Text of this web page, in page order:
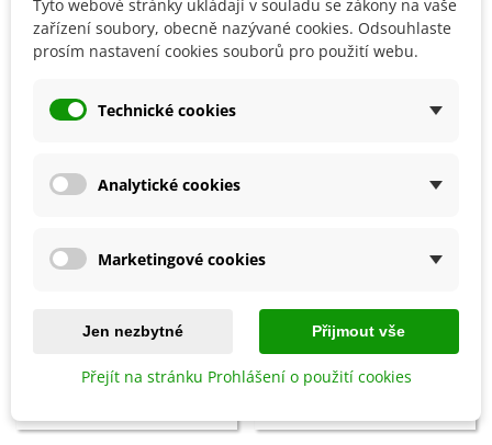
SOUVISEJÍCÍ PRODUKTY
půdě - biostimulant - AgroBio
Slimex - Ochrana rostlin před
slimáky - 100 g
Tyto webové stránky ukládají v souladu se zákony na vaše
zařízení soubory, obecně nazývané cookies. Odsouhlaste
prosím nastavení cookies souborů pro použití webu.
Technické cookies
Analytické cookies
Marketingové cookies
Jen nezbytné Přijmout vše
Přejít na stránku Prohlášení o použití cookies